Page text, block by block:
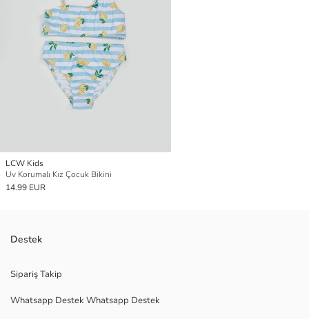
LCW Kids
Uv Korumalı Kız Çocuk Bikini
14.99 EUR
Destek
Sipariş Takip
Whatsapp Destek Whatsapp Destek